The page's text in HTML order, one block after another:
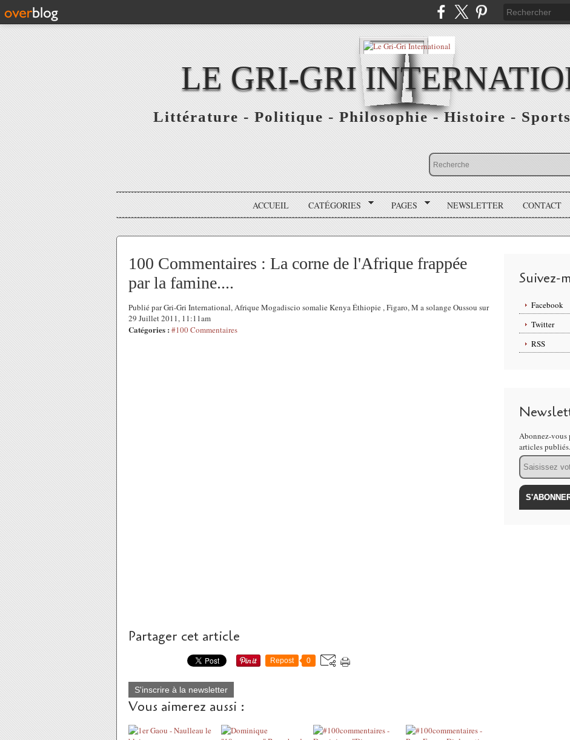
LE GRI-GRI
Littérature - Politique - Philosophie - Histoire -
ACCUEIL CATÉGORIES PAGES NEWSLETTER CONTACT
100 Commentaires : La corne de l'Afrique frappée
par la famine....
Publié par Gri-Gri International, Afrique Mogadiscio somalie Kenya Éthiopie , Figaro, M a solange Oussou sur
29 Juillet 2011, 11:11am
Catégories : #100 Commentaires
Partager cet article
Repost 0
S'inscrire à la newsletter
Vous aimerez aussi :
Suivez-
Facebook
Twitter
RSS
Abonnez-vous
articles publiés.
Email